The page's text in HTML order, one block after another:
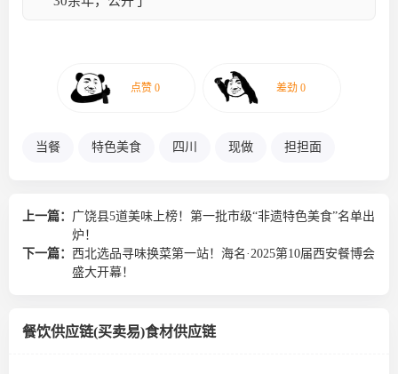
当餐 特色美食 四川 现做 担担面
上一篇： 广饶县5道美味上榜！第一批市级“非遗特色美食”名单出
炉！
下一篇： 西北选品寻味换菜第一站！海名·2025第10届西安餐博会
盛大开幕！
餐饮供应链(买卖易)食材供应链